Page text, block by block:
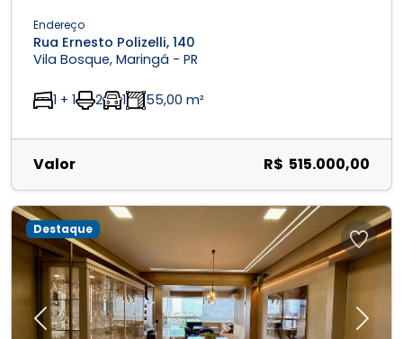
Endereço
Rua Ernesto Polizelli, 140
Vila Bosque, Maringá - PR
1 + 1 2 1 55,00 m²
Valor R$ 515.000,00
Previous Next
Destaque